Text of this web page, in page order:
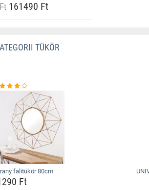
161490 Ft
TÜKÖR
falitükör 80cm
Ft